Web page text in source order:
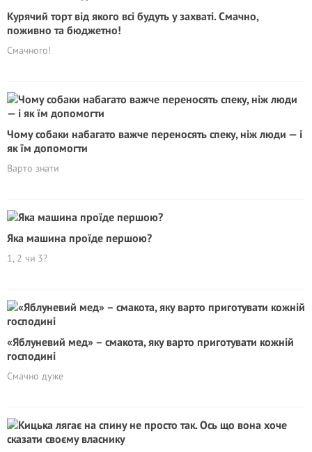
Курячий торт від якого всі будуть у захваті. Смачно,
поживно та бюджетно!
Смачного!
Чому собаки набагато важче переносять спеку, ніж люди — і
як їм допомогти
Варто знати
Яка машина проїде першою?
1, 2 чи 3?
«Яблуневий мед» – смакота, яку варто приготувати кожній
господині
Смачно дуже